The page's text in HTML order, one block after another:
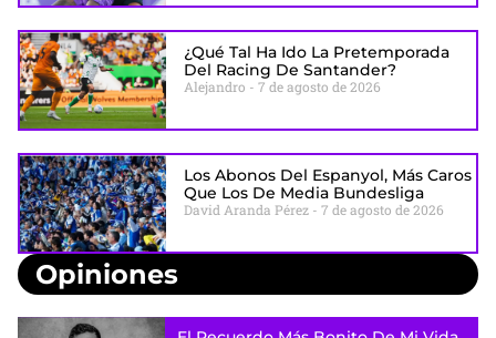
¿Qué Tal Ha Ido La Pretemporada
Del Racing De Santander?
Alejandro 7 de agosto de 2026
Los Abonos Del Espanyol, Más Caros
Que Los De Media Bundesliga
David Aranda Pérez 7 de agosto de 2026
Opiniones